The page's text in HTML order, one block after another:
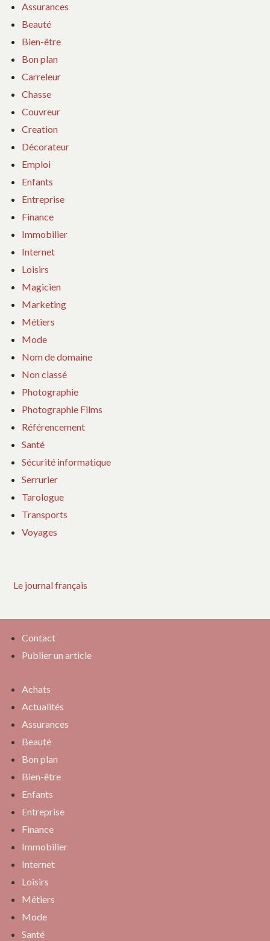
Assurances
Beauté
Bien-être
Bon plan
Carreleur
Chasse
Couvreur
Creation
Décorateur
Emploi
Enfants
Entreprise
Finance
Immobilier
Internet
Loisirs
Magicien
Marketing
Métiers
Mode
Nom de domaine
Non classé
Photographie
Photographie Films
Référencement
Santé
Sécurité informatique
Serrurier
Tarologue
Transports
Voyages
Le journal français
Contact
Publier un article
Achats
Actualités
Assurances
Beauté
Bon plan
Bien-être
Enfants
Entreprise
Finance
Immobilier
Internet
Loisirs
Métiers
Mode
Santé